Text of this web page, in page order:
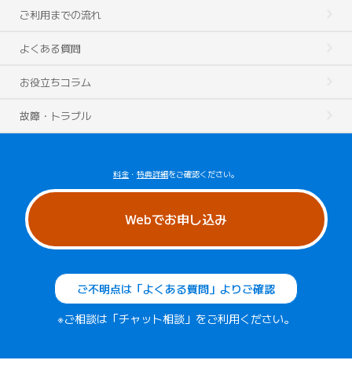
ご利用までの流れ
よくある質問
お役立ちコラム
故障・トラブル
料金 ・ 特典詳細をご確認ください。
Webでお申し込み
ご不明点は「よくある質問」よりご確認
※ご相談は「チャット相談」をご利用ください。